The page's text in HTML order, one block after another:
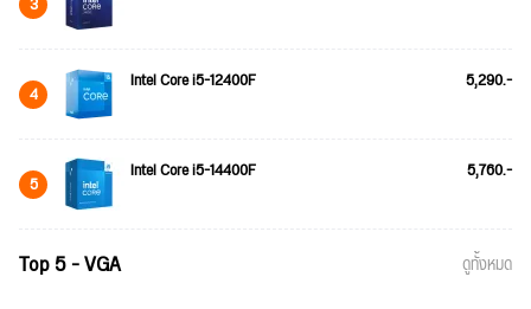
4 Intel Core i5-12400F 5,290.-
5 Intel Core i5-14400F 5,760.-
Top 5 - VGA ดูทั้งหมด